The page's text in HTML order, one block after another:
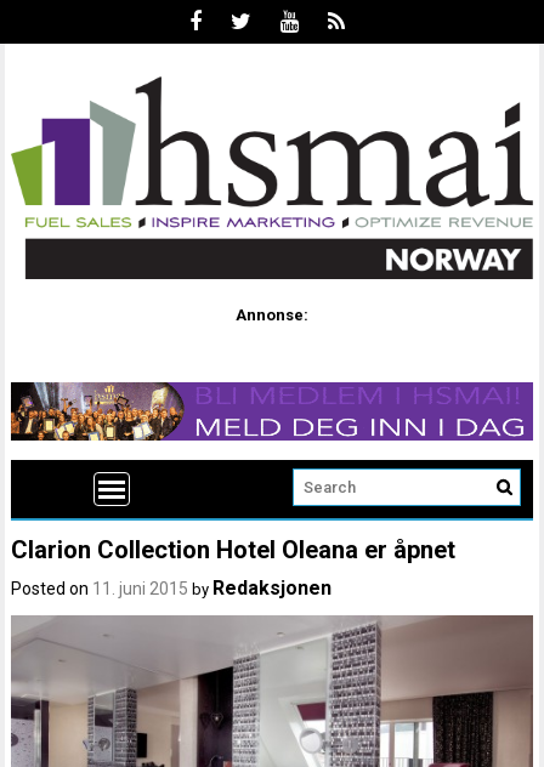
Annonse:
Clarion Collection Hotel Oleana er åpnet
Posted on 11. juni 2015 by Redaksjonen